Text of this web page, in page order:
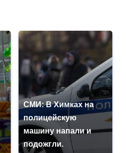
СМИ: В Химках на
полицейскую
машину напали и
подожгли.